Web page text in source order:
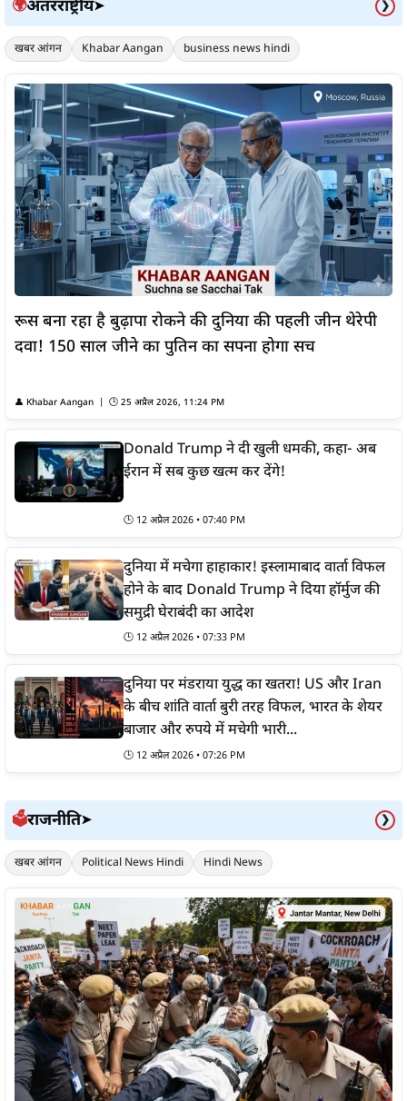
🌍अंतरराष्ट्रीय➤ ❯
खबर आंगन Khabar Aangan business news hindi
रूस बना रहा है बुढ़ापा रोकने की दुनिया की पहली जीन थेरेपी
दवा! 150 साल जीने का पुतिन का सपना होगा सच
👤 Khabar Aangan | 🕒 25 अप्रैल 2026, 11:24 PM
Donald Trump ने दी खुली धमकी, कहा- अब
ईरान में सब कुछ खत्म कर देंगे!
🕒 12 अप्रैल 2026 • 07:40 PM
दुनिया में मचेगा हाहाकार! इस्लामाबाद वार्ता विफल
होने के बाद Donald Trump ने दिया हॉर्मुज की
समुद्री घेराबंदी का आदेश
🕒 12 अप्रैल 2026 • 07:33 PM
दुनिया पर मंडराया युद्ध का खतरा! US और Iran
के बीच शांति वार्ता बुरी तरह विफल, भारत के शेयर
बाजार और रुपये में मचेगी भारी...
🕒 12 अप्रैल 2026 • 07:26 PM
🗳️राजनीति➤ ❯
खबर आंगन Political News Hindi Hindi News